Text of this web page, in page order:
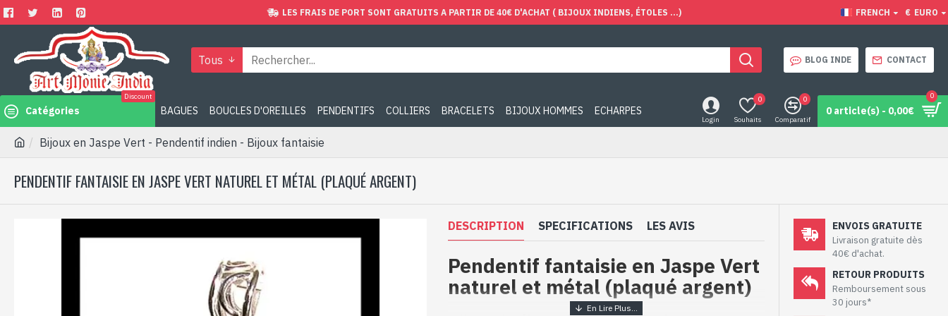
LES FRAIS DE PORT SONT GRATUITS A PARTIR DE 40€ D'ACHAT ( BIJOUX INDIENS, ÉTOLES ...) FRENCH € EURO
Tous BLOG INDE CONTACT
Catégories
Discount
BAGUES BOUCLES D'OREILLES PENDENTIFS COLLIERS BRACELETS BIJOUX HOMMES ECHARPES
Login Souhaits
0
Comparatif
0
0 article(s) - 0,00€
0
Bijoux en Jaspe Vert - Pendentif indien - Bijoux fantaisie
PENDENTIF FANTAISIE EN JASPE VERT NATUREL ET MÉTAL (PLAQUÉ ARGENT)
DESCRIPTION SPECIFICATIONS LES AVIS
Pendentif fantaisie en Jaspe Vert
naturel et métal (plaqué argent)
ENVOIS GRATUITE
Livraison gratuite dès
40€ d'achat.
RETOUR PRODUITS
Remboursement sous
30 jours*